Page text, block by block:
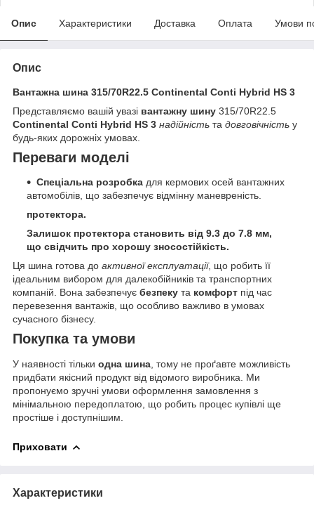
Опис Характеристики Доставка Оплата Умови
Опис
Вантажна шина 315/70R22.5 Continental Conti Hybrid HS 3
Представляємо вашій увазі вантажну шину 315/70R22.5
Continental Conti Hybrid HS 3 надійність та довговічність у
будь-яких дорожніх умовах.
Переваги моделі
Спеціальна розробка для кермових осей вантажних
автомобілів, що забезпечує відмінну маневреність.
протектора.
Залишок протектора становить від 9.3 до 7.8 мм,
що свідчить про хорошу зносостійкість.
Ця шина готова до активної експлуатації, що робить її
ідеальним вибором для далекобійників та транспортних
компаній. Вона забезпечує безпеку та комфорт під час
перевезення вантажів, що особливо важливо в умовах
сучасного бізнесу.
Покупка та умови
У наявності тільки одна шина , тому не проґавте можливість
придбати якісний продукт від відомого виробника. Ми
пропонуємо зручні умови оформлення замовлення з
мінімальною передоплатою, що робить процес купівлі ще
простіше і доступнішим.
Приховати
Характеристики